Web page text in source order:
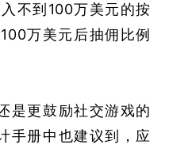
不到100万美元的按
万美元后抽佣比例
是更鼓励社交游戏的
手册中也建议到，应